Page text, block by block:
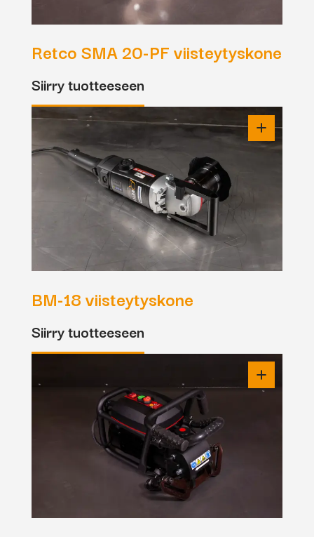
Retco SMA 20-PF viisteytyskone
Siirry tuotteeseen
BM-18 viisteytyskone
Siirry tuotteeseen